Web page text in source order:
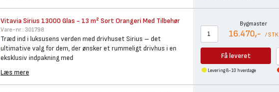
Vitavia Sirius 13000 Glas - 13 m² Sort Orangeri Med Tilbehør
Vare-nr.: 301798
Træd ind i luksusens verden med drivhuset Sirius – det
ultimative valg for dem, der ønsker et rummeligt drivhus i en
eksklusiv indpakning med
Læs mere
Bygmaster
16.470,- / STK
Få leveret
Levering 8-10 hverdage